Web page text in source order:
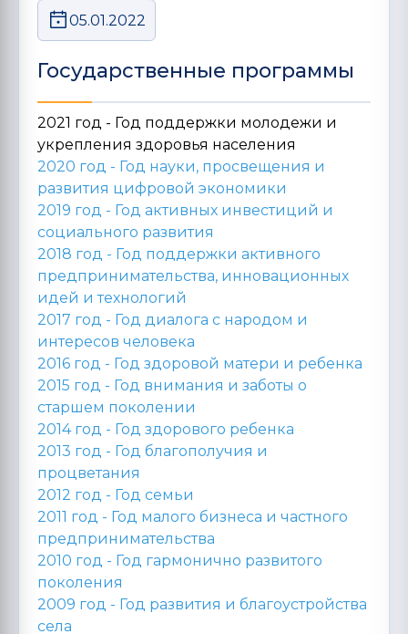
05.01.2022
Государственные программы
2021 год - Год поддержки молодежи и
укрепления здоровья населения
2020 год - Год науки, просвещения и
развития цифровой экономики
2019 год - Год активных инвестиций и
социального развития
2018 год - Год поддержки активного
предпринимательства, инновационных
идей и технологий
2017 год - Год диалога с народом и
интересов человека
2016 год - Год здоровой матери и ребенка
2015 год - Год внимания и заботы о
старшем поколении
2014 год - Год здорового ребенка
2013 год - Год благополучия и
процветания
2012 год - Год семьи
2011 год - Год малого бизнеса и частного
предпринимательства
2010 год - Год гармонично развитого
поколения
2009 год - Год развития и благоустройства
села